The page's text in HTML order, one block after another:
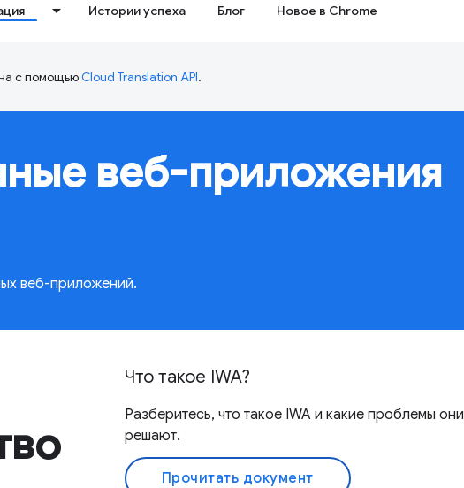
Истории успеха Блог Новое в Chrome
с помощьюCloud Translation API.
веб-приложения
веб-приложений.
Что такое IWA?
Разберитесь, что такое IWA и какие проблемы они
решают.
Прочитать документ